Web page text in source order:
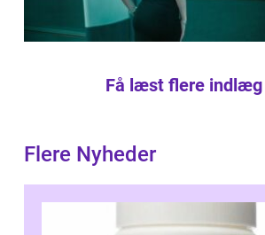
Få læst flere indlæg
Flere Nyheder